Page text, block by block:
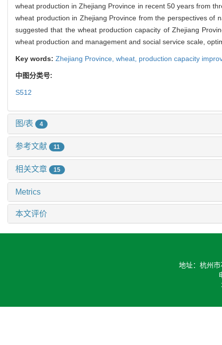
wheat production in Zhejiang Province in recent 50 years from
wheat production in Zhejiang Province from the perspectives of
suggested that the wheat production capacity of Zhejiang
wheat production and management and social service scale,
Key words: Zhejiang Province, wheat, production capacity
中图分类号:
S512
图/表 4
参考文献 11
相关文章 15
Metrics
本文评价
地址：杭州